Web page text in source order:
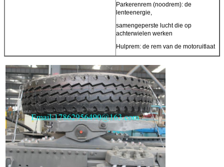
Parkerenrem (noodrem): de
lenteenergie,
samengeperste lucht die op
achterwielen werken
Hulprem: de rem van de motoruitlaat